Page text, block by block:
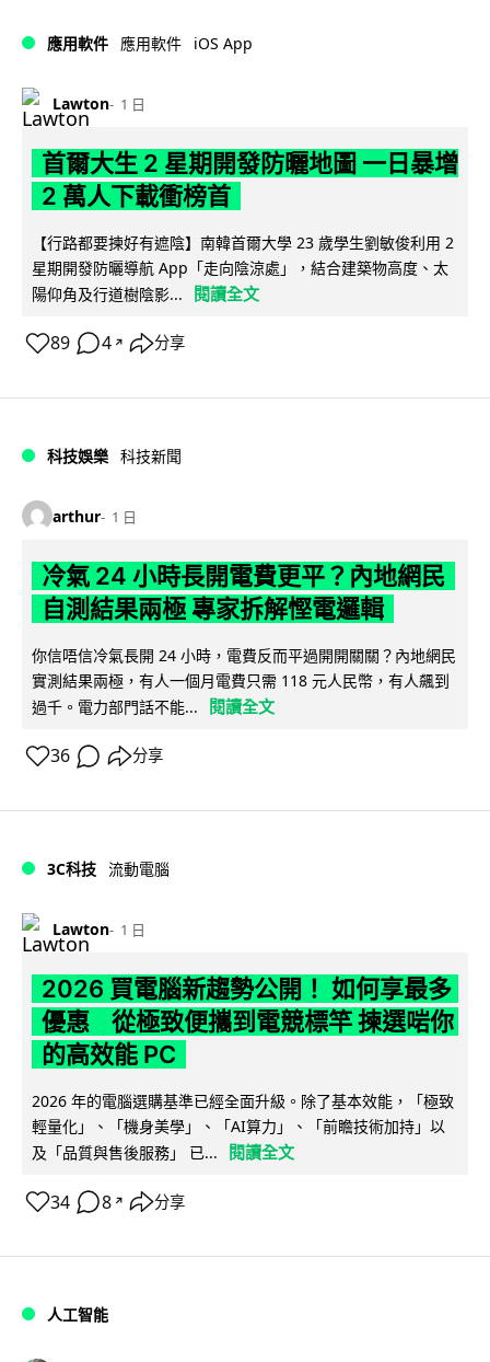
應用軟件 應用軟件 iOS App
Lawton 1 日
首爾大生 2 星期開發防曬地圖 一日暴增
2 萬人下載衝榜首
【行路都要揀好有遮陰】南韓首爾大學 23 歲學生劉敏俊利用 2
星期開發防曬導航 App「走向陰涼處」，結合建築物高度、太
陽仰角及行道樹陰影...
閱讀全文
89 4 ↗ 分享
科技娛樂 科技新聞
arthur 1 日
冷氣 24 小時長開電費更平？內地網民
自測結果兩極 專家拆解慳電邏輯
你信唔信冷氣長開 24 小時，電費反而平過開開關關？內地網民
實測結果兩極，有人一個月電費只需 118 元人民幣，有人飆到
過千。電力部門話不能...
閱讀全文
36 分享
3C科技 流動電腦
Lawton 1 日
2026 買電腦新趨勢公開！ 如何享最多
優惠 從極致便攜到電競標竿 揀選啱你
的高效能 PC
2026 年的電腦選購基準已經全面升級。除了基本效能，「極致
輕量化」、「機身美學」、「AI算力」、「前瞻技術加持」以
及「品質與售後服務」 已...
閱讀全文
34 8 ↗ 分享
人工智能